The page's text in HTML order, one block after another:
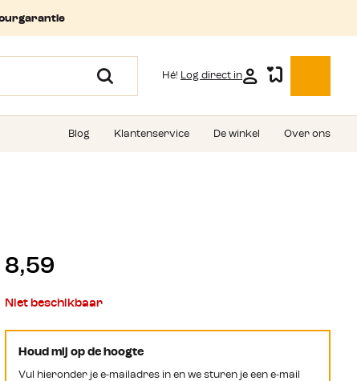
Hé! Log direct in
Blog Klantenservice De winkel Over ons
8,59
Niet beschikbaar
Houd mij op de hoogte
Vul hieronder je e-mailadres in en we sturen je een e-mail